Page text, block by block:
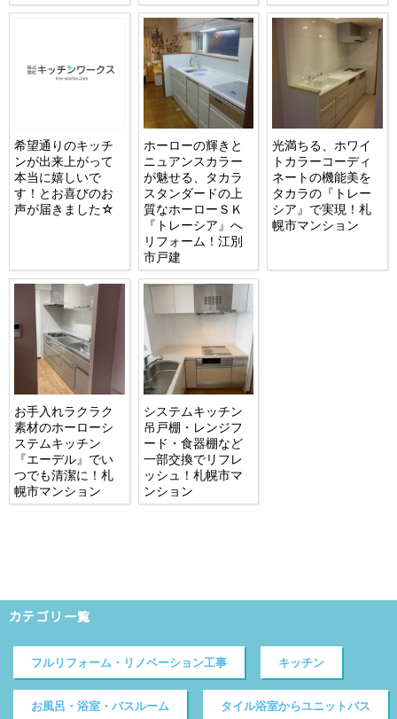
希望通りのキッチ
ンが出来上がって
本当に嬉しいで
す！とお喜びのお
声が届きました☆
ホーローの輝きと
ニュアンスカラー
が魅せる、タカラ
スタンダードの上
質なホーローＳＫ
『トレーシア』へ
リフォーム！江別
市戸建
光満ちる、ホワイ
トカラーコーディ
ネートの機能美を
タカラの『トレー
シア』で実現！札
幌市マンション
お手入れラクラク
素材のホーローシ
ステムキッチン
『エーデル』でい
つでも清潔に！札
幌市マンション
システムキッチン
吊戸棚・レンジフ
ード・食器棚など
一部交換でリフレ
ッシュ！札幌市マ
ンション
カテゴリ一覧
フルリフォーム・リノベーション工事 キッチン
お風呂・浴室・バスルーム タイル浴室からユニットバス